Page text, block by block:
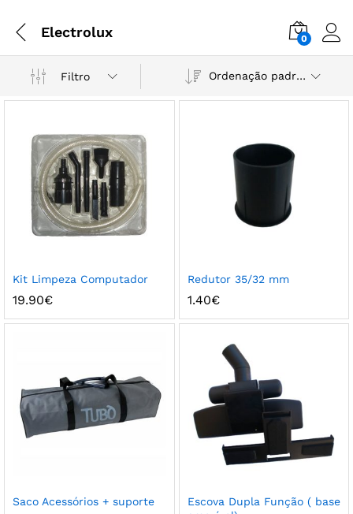
Electrolux 0
Filtro Ordenação padrão
Kit Limpeza Computador
19.90€
Redutor 35/32 mm
1.40€
Saco Acessórios + suporte
Escova Dupla Função ( base